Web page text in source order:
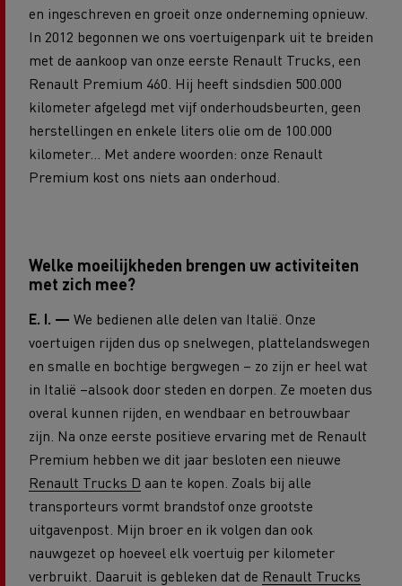
en ingeschreven en groeit onze onderneming opnieuw.
In 2012 begonnen we ons voertuigenpark uit te breiden
met de aankoop van onze eerste Renault Trucks, een
Renault Premium 460. Hij heeft sindsdien 500.000
kilometer afgelegd met vijf onderhoudsbeurten, geen
herstellingen en enkele liters olie om de 100.000
kilometer... Met andere woorden: onze Renault
Premium kost ons niets aan onderhoud.
Welke moeilijkheden brengen uw activiteiten
met zich mee?
E. I. — We bedienen alle delen van Italië. Onze
voertuigen rijden dus op snelwegen, plattelandswegen
en smalle en bochtige bergwegen – zo zijn er heel wat
in Italië –alsook door steden en dorpen. Ze moeten dus
overal kunnen rijden, en wendbaar en betrouwbaar
zijn. Na onze eerste positieve ervaring met de Renault
Premium hebben we dit jaar besloten een nieuwe
Renault Trucks D aan te kopen. Zoals bij alle
transporteurs vormt brandstof onze grootste
uitgavenpost. Mijn broer en ik volgen dan ook
nauwgezet op hoeveel elk voertuig per kilometer
verbruikt. Daaruit is gebleken dat de Renault Trucks